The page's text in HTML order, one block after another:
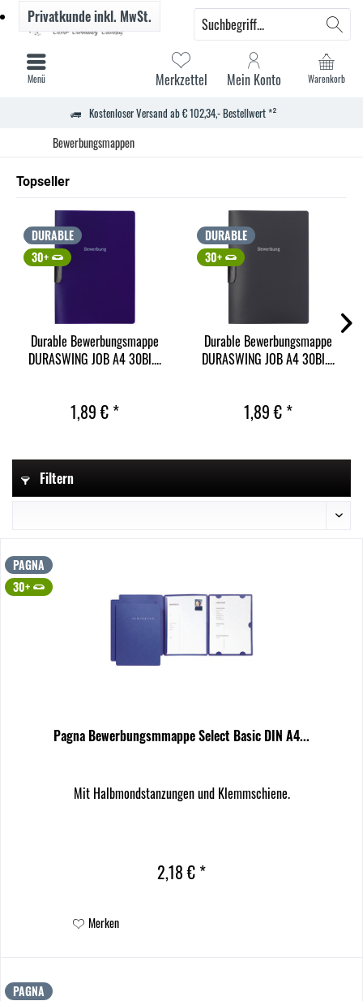
Kostenloser Versand ab € 102,34,- Bestellwert *²
Warenkorb
Merkzettel Mein Konto
Privatkundeinkl. MwSt.
Menü
Bewerbungsmappen
Topseller
DURABLE
30+
Durable Bewerbungsmappe
DURASWING JOB A4 30Bl....
1,89 € *
DURABLE
30+
Durable Bewerbungsmappe
DURASWING JOB A4 30Bl....
1,89 € *
Filtern
PAGNA
30+
Pagna Bewerbungsmmappe Select Basic DIN A4...
Mit Halbmondstanzungen und Klemmschiene.
2,18 € *
Merken
PAGNA